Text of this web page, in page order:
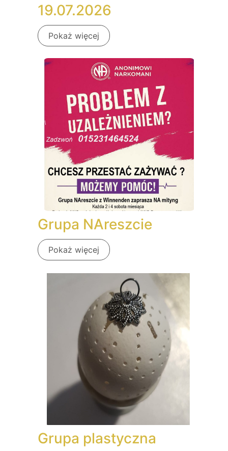
19.07.2026
Pokaż więcej
Grupa NAreszcie
Pokaż więcej
Grupa plastyczna